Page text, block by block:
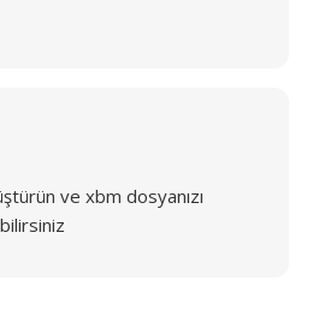
ve xbm dosyanızı